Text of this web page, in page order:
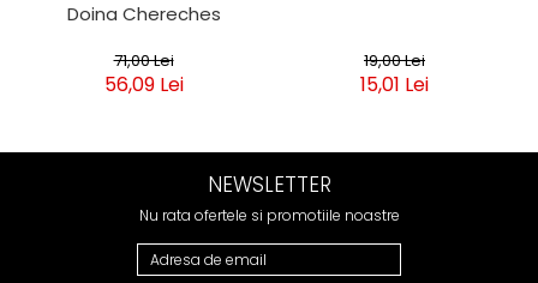
Doina Chereches
71,00 Lei
56,09 Lei
19,00 Lei
15,01 Lei
NEWSLETTER
Nu rata ofertele si promotiile noastre